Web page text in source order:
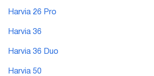
Harvia 26 Pro
Harvia 36
Harvia 36 Duo
Harvia 50